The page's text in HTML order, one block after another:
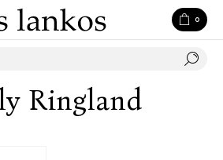
0
Ringland